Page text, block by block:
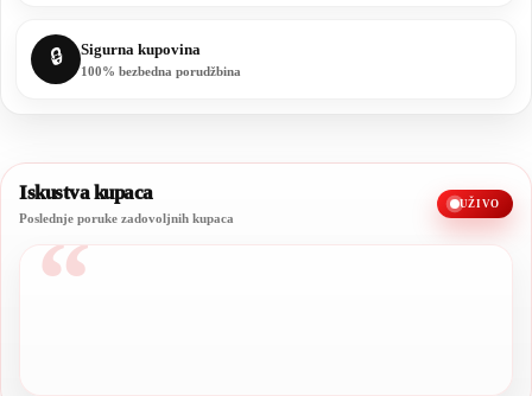
🔒 Sigurna kupovina
100% bezbedna porudžbina
Iskustva kupaca
Poslednje poruke zadovoljnih kupaca
UŽIVO
“